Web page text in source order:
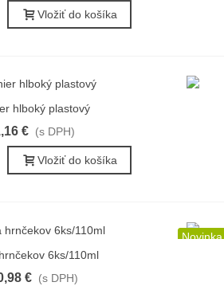
Vložiť do košíka
náhľad
hlboký plastový
€ (s DPH)
Vložiť do košíka
náhľad 6ks/110ml
€ (s DPH)
Novinka